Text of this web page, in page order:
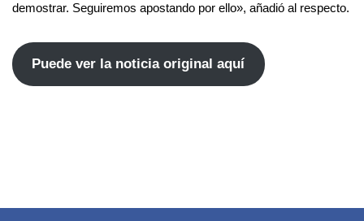
demostrar. Seguiremos apostando por ello», añadió al respecto.
Puede ver la noticia original aquí